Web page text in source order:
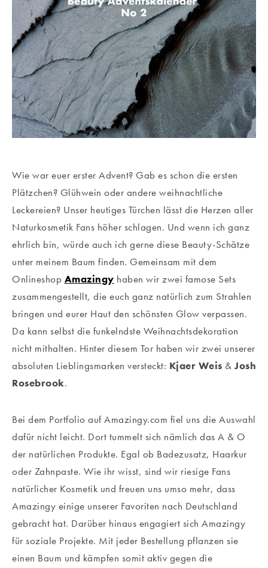
Wie war euer erster Advent? Gab es schon die ersten
Plätzchen? Glühwein oder andere weihnachtliche
Leckereien? Unser heutiges Türchen lässt die Herzen aller
Naturkosmetik Fans höher schlagen. Und wenn ich ganz
ehrlich bin, würde auch ich gerne diese Beauty-Schätze
unter meinem Baum finden. Gemeinsam mit dem
Onlineshop Amazingy haben wir zwei famose Sets
zusammengestellt, die euch ganz natürlich zum Strahlen
bringen und eurer Haut den schönsten Glow verpassen.
Da kann selbst die funkelndste Weihnachtsdekoration
nicht mithalten. Hinter diesem Tor haben wir zwei unserer
absoluten Lieblingsmarken versteckt: Kjaer Weis &Josh
Rosebrook.
Bei dem Portfolio auf Amazingy.com fiel uns die Auswahl
dafür nicht leicht. Dort tummelt sich nämlich das A & O
der natürlichen Produkte. Egal ob Badezusatz, Haarkur
oder Zahnpaste. Wie ihr wisst, sind wir riesige Fans
natürlicher Kosmetik und freuen uns umso mehr, dass
Amazingy einige unserer Favoriten nach Deutschland
gebracht hat. Darüber hinaus engagiert sich Amazingy
für soziale Projekte. Mit jeder Bestellung pflanzen sie
einen Baum und kämpfen somit aktiv gegen die